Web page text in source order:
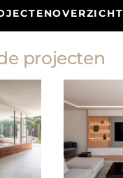
projecten